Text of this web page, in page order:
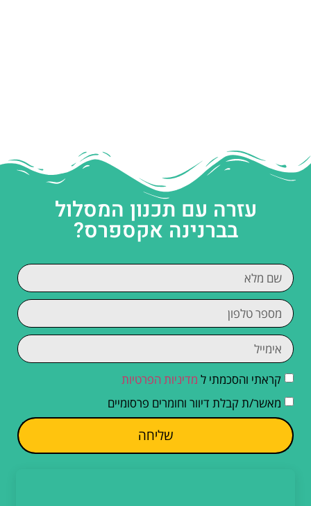
עזרה עם תכנון המסלול
בברנינה אקספרס?
קראתי והסכמתי ל מדיניות הפרטיות
מאשר/ת קבלת דיוור וחומרים פרסומיים
שליחה